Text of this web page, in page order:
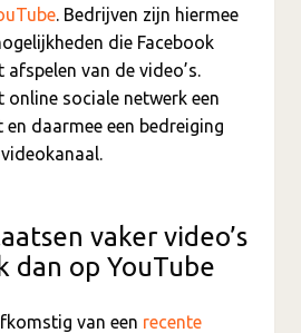
. Bedrijven zijn hiermee
die Facebook
van de video’s.
online sociale netwerk een
daarmee een bedreiging
vaker video’s
dan op YouTube
van een recente